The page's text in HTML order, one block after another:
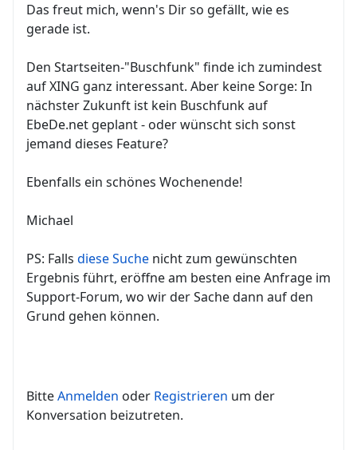
Das freut mich, wenn's Dir so gefällt, wie es
gerade ist.
Den Startseiten-"Buschfunk" finde ich zumindest
auf XING ganz interessant. Aber keine Sorge: In
nächster Zukunft ist kein Buschfunk auf
EbeDe.net geplant - oder wünscht sich sonst
jemand dieses Feature?
Ebenfalls ein schönes Wochenende!
Michael
PS: Falls diese Suche nicht zum gewünschten
Ergebnis führt, eröffne am besten eine Anfrage im
Support-Forum, wo wir der Sache dann auf den
Grund gehen können.
BitteAnmelden oder Registrieren um der
Konversation beizutreten.